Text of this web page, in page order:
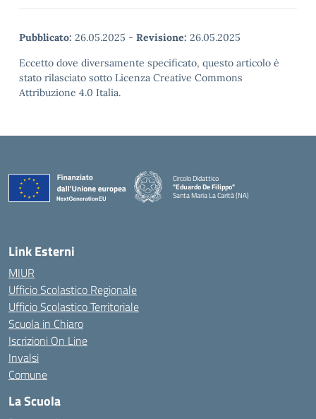
Pubblicato: 26.05.2025 - Revisione: 26.05.2025
Eccetto dove diversamente specificato, questo articolo è
stato rilasciato sotto Licenza Creative Commons
Attribuzione 4.0 Italia.
Circolo Didattico
"Eduardo De Filippo"
Santa Maria La Carità (NA)
Link Esterni
MIUR
Ufficio Scolastico Regionale
Ufficio Scolastico Territoriale
Scuola in Chiaro
Iscrizioni On Line
Invalsi
Comune
La Scuola